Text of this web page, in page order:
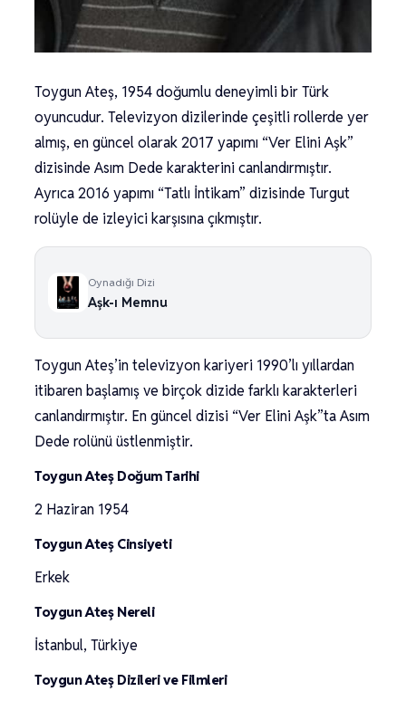
Toygun Ateş, 1954 doğumlu deneyimli bir Türk
oyuncudur. Televizyon dizilerinde çeşitli rollerde yer
almış, en güncel olarak 2017 yapımı “Ver Elini Aşk”
dizisinde Asım Dede karakterini canlandırmıştır.
Ayrıca 2016 yapımı “Tatlı İntikam” dizisinde Turgut
rolüyle de izleyici karşısına çıkmıştır.
Oynadığı Dizi
Aşk-ı Memnu
Toygun Ateş’in televizyon kariyeri 1990’lı yıllardan
itibaren başlamış ve birçok dizide farklı karakterleri
canlandırmıştır. En güncel dizisi “Ver Elini Aşk”ta Asım
Dede rolünü üstlenmiştir.
Toygun Ateş Doğum Tarihi
2 Haziran 1954
Toygun Ateş Cinsiyeti
Erkek
Toygun Ateş Nereli
İstanbul, Türkiye
Toygun Ateş Dizileri ve Filmleri